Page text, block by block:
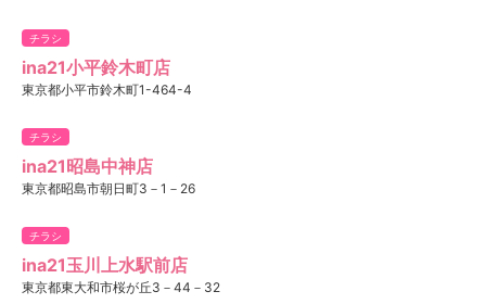
チラシ
ina21小平鈴木町店
東京都小平市鈴木町1-464-4
チラシ
ina21昭島中神店
東京都昭島市朝日町3－1－26
チラシ
ina21玉川上水駅前店
東京都東大和市桜が丘3－44－32